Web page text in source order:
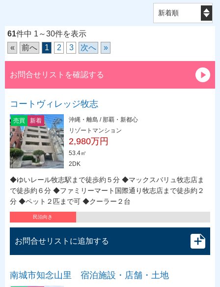
61件中 1～30件を表示
«
前へ 1 2 3 次へ »
お問合せリストを確認する
コートヴィレッジ牧志
売買 新着
沖縄・離島 / 那覇・新都心
リゾートマンション
2,980万円
53.4㎡
2DK
◆ゆいレール牧志駅まで徒歩約５分 ◆マックスバリュ牧志店ま
で徒歩約６分 ◆ファミリーマート国際通り牧志店まで徒歩約２
分 ◆ペット２匹まで可 ◆クーラー２台
民泊向き
お問合せリストに追加する
南城市知念山里 宿泊施設・店舗・土地